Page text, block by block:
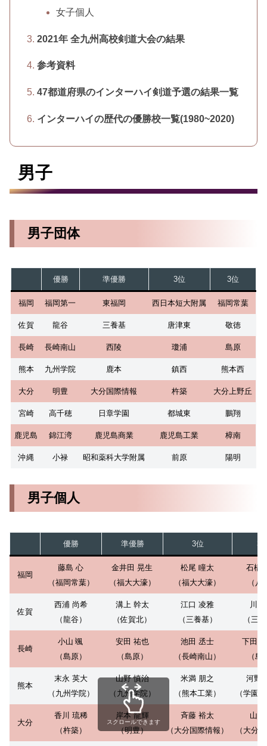
女子個人
2021年 全九州高校剣道大会の結果
参考資料
47都道府県のインターハイ剣道予選の結果一覧
インターハイの歴代の優勝校一覧(1980~2020)
男子
男子団体
優勝 準優勝 3位 3位
福岡 福岡第一 東福岡 西日本短大附属 福岡常葉
佐賀 龍谷 三養基 唐津東 敬徳
長崎 長崎南山 西陵 瓊浦 島原
熊本 九州学院 鹿本 鎮西 熊本西
大分 明豊 大分国際情報 杵築 大分上野丘
宮崎 高千穂 日章学園 都城東 鵬翔
鹿児島 錦江湾 鹿児島商業 鹿児島工業 樟南
沖縄 小禄 昭和薬科大学附属 前原 陽明
男子個人
優勝 準優勝 3位 3
福岡
藤島 心
（福岡常葉）
金井田 晃生
（福大大濠）
松尾 瞳太
（福大大濠）
石橋
（八
佐賀
西浦 尚希
（龍谷）
溝上 幹太
（佐賀北）
江口 凌雅
（三養基）
川
（三
長崎
小山 颯
（島原）
安田 祐也
（島原）
池田 丞士
（長崎南山）
下田
（島
熊本
末永 英大
（九州学院）
山野 慎治
（九州学院）
米満 朋之
（熊本工業）
河野
（学園
大分
香川 琉稀
（杵築）
岸本 龍輝
（明豊）
斉藤 裕太
（大分国際情報）
山
（大分
スクロールできます